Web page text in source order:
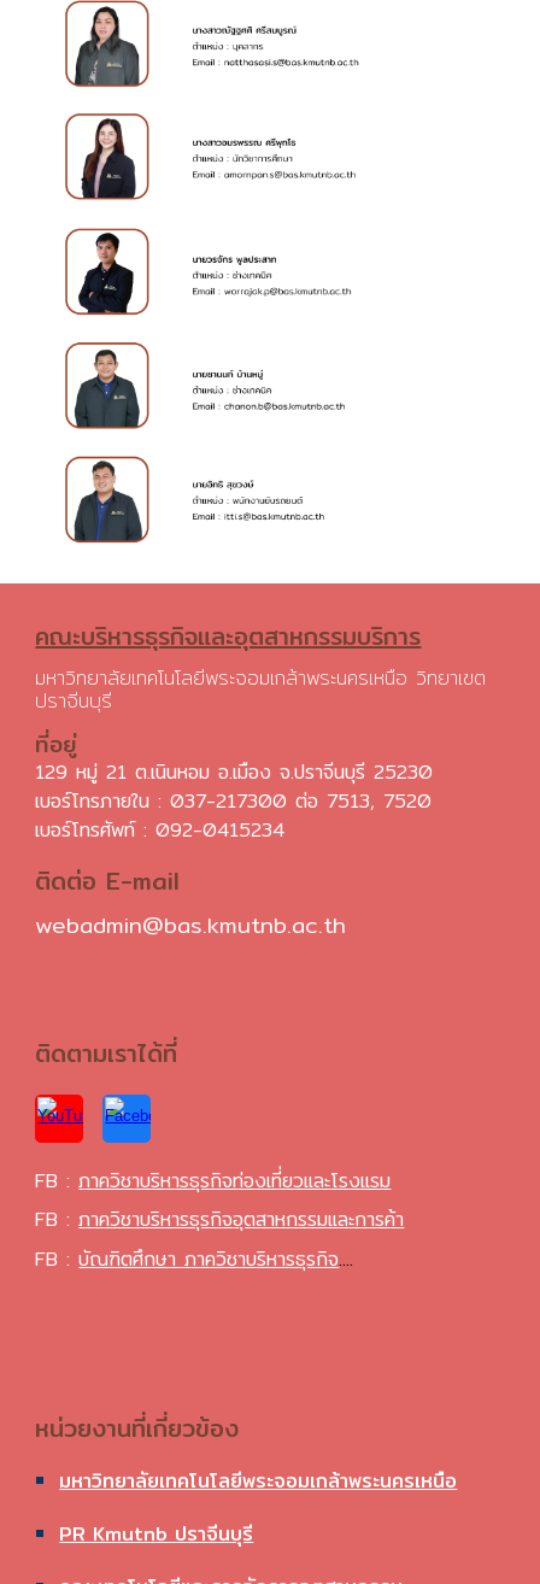
คณะบริหารธุรกิจและอุตสาหกรรมบริการ
มหาวิทยาลัยเทคโนโลยีพระจอมเกล้าพระนครเหนือ วิทยาเขต
ปราจีนบุรี
ที่อยู่
129 หมู่ 21 ต.เนินหอม อ.เมือง จ.ปราจีนบุรี 25230
เบอร์โทรภายใน : 037-217300 ต่อ 7513, 7520
เบอร์โทรศัพท์ :092-0415234
ติดต่อ E-mail
webadmin@bas.kmutnb.ac.th
ติดตามเราได้ที่
FB :ภาควิชาบริหารธุรกิจท่องเที่ยวและโรงแรม
FB :ภาควิชาบริหารธุรกิจอุตสาหกรรมและการค้า
FB :บัณฑิตศึกษาภาควิชาบริหารธุรกิจ....
หน่วยงานที่เกี่ยวข้อง
มหาวิทยาลัยเทคโนโลยีพระจอมเกล้าพระนครเหนือ
PR Kmutnb ปราจีนบุรี